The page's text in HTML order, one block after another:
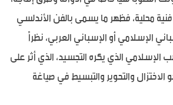
محلية، فظهر ما يسمى بالفن الأندلسي
الإسلامي أو الإسباني العربي، نظراً
الإسلامي الذي يكره التجسيد، الذي أثر على
والتحوير والتبسيط في صياغة